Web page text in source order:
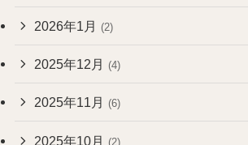
2026年1月 (2)
2025年12月 (4)
2025年11月 (6)
2025年10月 (2)